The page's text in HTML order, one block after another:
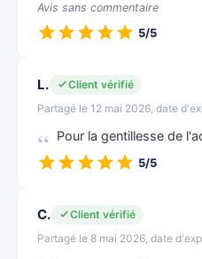
Avis sans commentaire
5/5
L.
Client vérifié
Partagé le 12 mai 2026, date
Pour la gentillesse de
5/5
C.
Client vérifié
Partagé le 8 mai 2026, date